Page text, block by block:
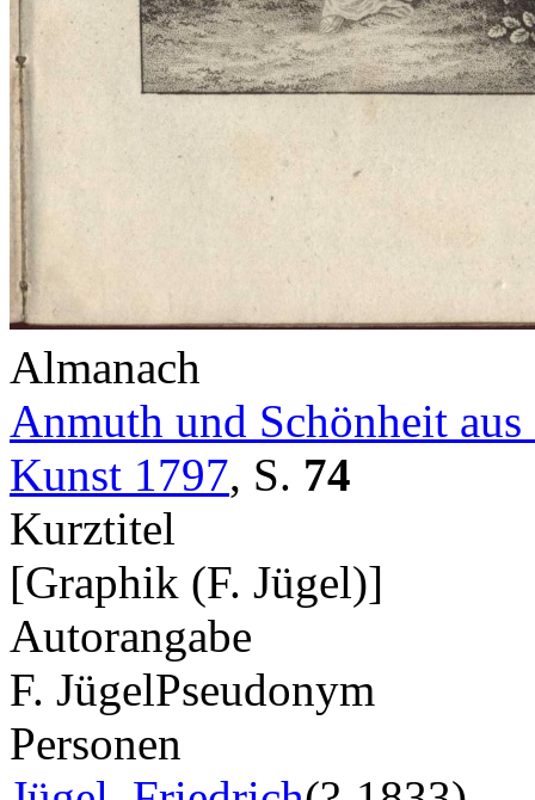
Almanach
Anmuth und Schönheit
Kunst 1797, S. 74
Kurztitel
[Graphik (F. Jügel)]
Autorangabe
F. JügelPseudonym
Personen